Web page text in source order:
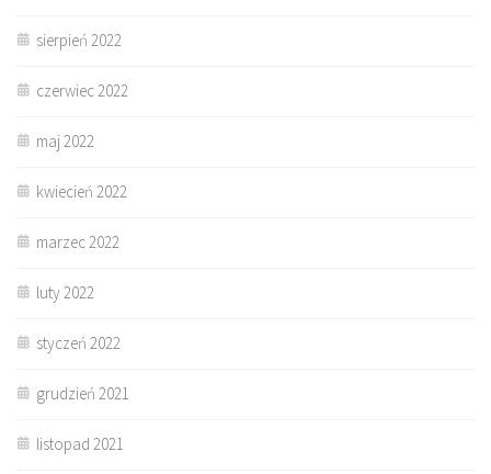
sierpień 2022
czerwiec 2022
maj 2022
kwiecień 2022
marzec 2022
luty 2022
styczeń 2022
grudzień 2021
listopad 2021